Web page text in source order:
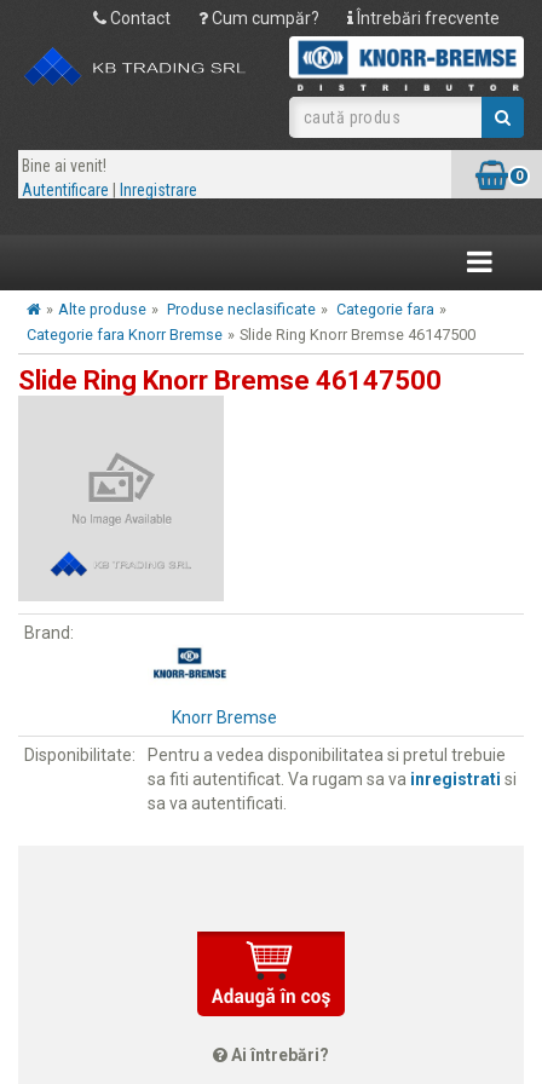
Contact Cum cumpăr? Întrebări frecvente
Bine ai venit!
Autentificare
Inregistrare
0
Toggle
» Alte produse » Produse neclasificate » Categorie fara »
Categorie fara Knorr Bremse » Slide Ring Knorr Bremse 46147500
Slide Ring Knorr Bremse 46147500
Brand:
Knorr Bremse
Disponibilitate:
Pentru a vedea disponibilitatea si pretul trebuie
sa fiti autentificat. Va rugam sa va inregistrati si
sa va autentificati.
Ai întrebări?